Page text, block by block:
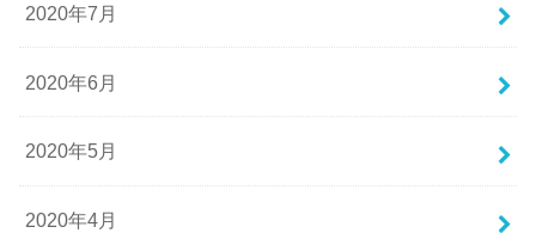
2020年7月
2020年6月
2020年5月
2020年4月